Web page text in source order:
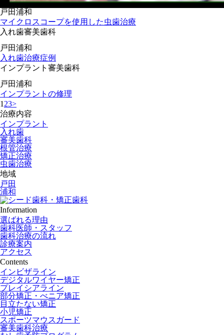
戸田浦和
マイクロスコープを使用した虫歯治療
入れ歯審美歯科
戸田浦和
入れ歯治療症例
インプラント 審美歯科
戸田浦和
インプラントの修理
1 23>
治療内容
インプラント
入れ歯
審美歯科
根管治療
矯正治療
虫歯治療
地域
戸田
浦和
Information
選ばれる理由
歯科医師・スタッフ
歯科治療の流れ
診療案内
アクセス
Contents
インビザライン
デジタルワイヤー矯正
プレイシアライン
部分矯正・べニア矯正
目立たない矯正
小児矯正
スポーツマウスガード
審美歯科治療